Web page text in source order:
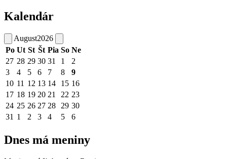
Kalendár
August2026
Po Ut St Št Pia So Ne
27 28 29 30 31 1
2
3
4 5 6 7 8
9
10 11 12 13 14 15 16
17 18 19 20 21 22 23
24 25 26 27 28 29 30
31 1 2 3 4 5 6
Dnes má meniny